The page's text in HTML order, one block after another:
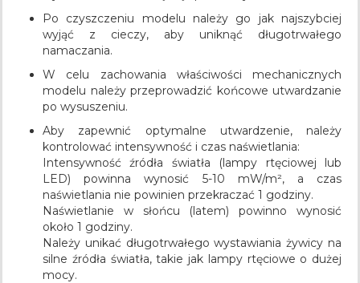
Po czyszczeniu modelu należy go jak najszybciej
wyjąć z cieczy, aby uniknąć długotrwałego
namaczania.
W celu zachowania właściwości mechanicznych
modelu należy przeprowadzić końcowe utwardzanie
po wysuszeniu.
Aby zapewnić optymalne utwardzenie, należy
kontrolować intensywność i czas naświetlania:
Intensywność źródła światła (lampy rtęciowej lub
LED) powinna wynosić 5-10 mW/m², a czas
naświetlania nie powinien przekraczać 1 godziny.
Naświetlanie w słońcu (latem) powinno wynosić
około 1 godziny.
Należy unikać długotrwałego wystawiania żywicy na
silne źródła światła, takie jak lampy rtęciowe o dużej
mocy.